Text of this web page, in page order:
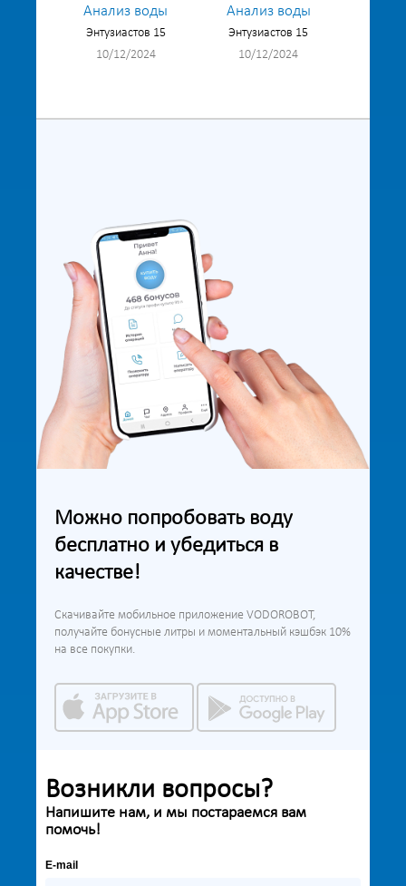
Анализ воды
Энтузиастов 15
10/12/2024
Анализ воды
Энтузиастов 15
10/12/2024
Можно попробовать воду
бесплатно и убедиться в
качестве!
Скачивайте мобильное приложение VODOROBOT,
получайте бонусные литры и моментальный кэшбэк 10%
на все покупки.
Возникли вопросы?
Напишите нам, и мы постараемся вам
помочь!
E-mail